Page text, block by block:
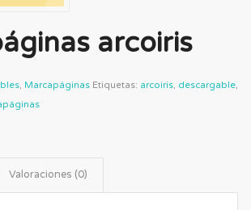
arcoiris
, Marcapáginas Etiquetas: arcoiris, descargable,
Valoraciones (0)